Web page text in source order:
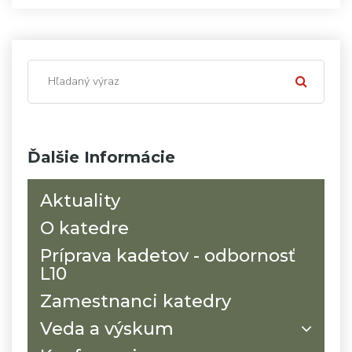
Ďalšie Informácie
Aktuality
O katedre
Príprava kadetov - odbornosť
L10
Zamestnanci katedry
Veda a výskum